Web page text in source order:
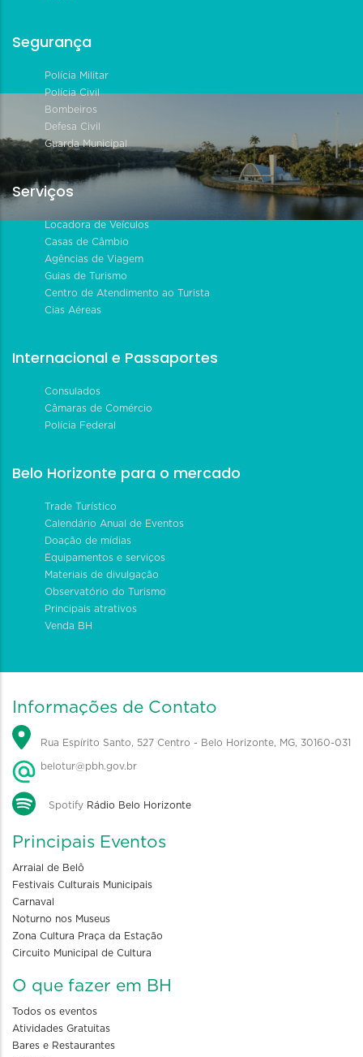
Segurança
Polícia Militar
Polícia Civil
Bombeiros
Defesa Civil
Guarda Municipal
Serviços
Locadora de Veículos
Casas de Câmbio
Agências de Viagem
Guias de Turismo
Centro de Atendimento ao Turista
Cias Aéreas
Internacional e Passaportes
Consulados
Câmaras de Comércio
Polícia Federal
Belo Horizonte para o mercado
Trade Turístico
Calendário Anual de Eventos
Doação de mídias
Equipamentos e serviços
Materiais de divulgação
Observatório do Turismo
Principais atrativos
Venda BH
Informações de Contato
Rua Espírito Santo, 527 Centro - Belo Horizonte, MG, 30160-031
belotur@pbh.gov.br
Spotify Rádio Belo Horizonte
Principais Eventos
Arraial de Belô
Festivais Culturais Municipais
Carnaval
Noturno nos Museus
Zona Cultura Praça da Estação
Circuito Municipal de Cultura
O que fazer em BH
Todos os eventos
Atividades Gratuitas
Bares e Restaurantes